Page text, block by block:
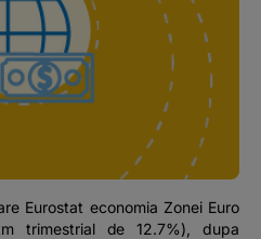
Eurostat economia Zonei Euro
trimestrial de 12.7%), dupa